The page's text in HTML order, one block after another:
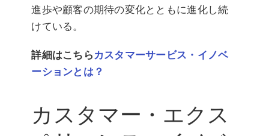
進歩や顧客の期待の変化とともに進化し続
けている。
詳細はこちら カスタマーサービス・イノベ
ーションとは？
カスタマー・エクス